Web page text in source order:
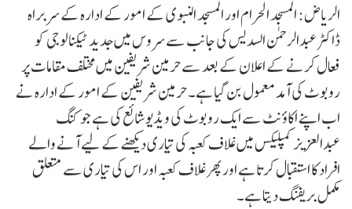
الریاض: المسجد الحرام اور المسجد النبوی کے امور کے ادارہ کے سربراہ
ڈاکٹر عبدالرحمن السدیس کی جانب سے سروس میں جدید ٹیکنالوجی کو
فعال کرنے کے اعلان کے بعد سے حرمین شریفین میں مختلف مقامات پر
روبوٹ کی آمد معمول بن گیا ہے۔ حرمین شریفین کے امور کے ادارہ نے
اب اپنے اکاؤنٹ سے ایک روبوٹ کی ویڈیو شائع کی ہے جو کنگ
عبدالعزیز کمپلیکس میں غلاف کعبہ کی تیاری دیکھنے کے لیے آنے والے
افراد کا استقبال کرتا ہے اور پھر غلاف کعبہ اور اس کی تیاری سے متعلق
مکمل بریفنگ دیتا ہے۔